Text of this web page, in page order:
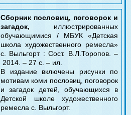
Сборник пословиц, поговорок и
загадок, иллюстрированных
обучающимися / МБУК «Детская
школа художественного ремесла»
с. Выльгорт : Сост. В.Л.Торопов. –
2014. – 27 с. – ил.
В издание включены рисунки по
мотивам коми пословиц, поговорок
и загадок детей, обучающихся в
Детской школе художественного
ремесла с. Выльгорт.